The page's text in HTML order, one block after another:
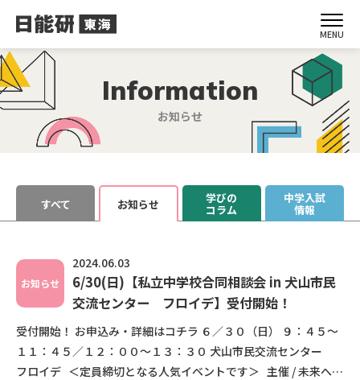
MENU
Information
お知らせ
すべて お知らせ 学びの
コラム
中学入試
情報
お知らせ
2024.06.03
6/30(日)【私立中学校合同相談会 in 犬山市民
交流センター フロイデ】受付開始！
受付開始！ お申込み・詳細はコチラ ６／３０（日） ９：４５～
１１：４５／１２：００～１３：３０ 犬山市民交流センター
フロイデ ＜定員締切となる人気イベントです＞ 主催 / 未来への